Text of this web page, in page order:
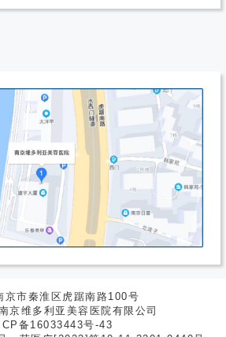
京市秦淮区虎踞南路100号
京维多利亚美容医院有限公司
备16033443号-43